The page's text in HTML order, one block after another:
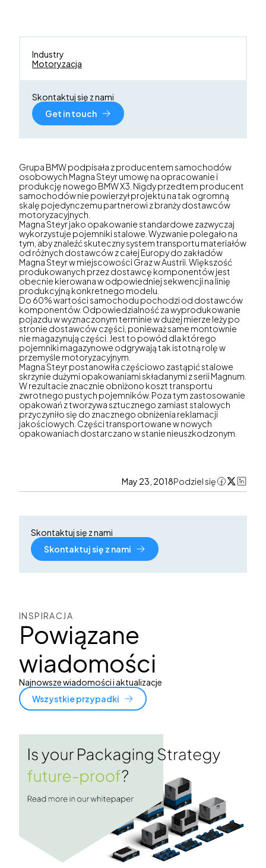
Industry
Motoryzacja
Skontaktuj się z nami
Get in touch
Grupa BMW podpisała z producentem samochodów
osobowych Magna Steyr umowę na opracowanie i
produkcję nowego BMW X3. Nigdy przedtem producent
samochodów nie powierzył projektu na tak ogromną
skalę pojedynczemu partnerowi z branży dostawców
motoryzacyjnych.
Magna Steyr jako opakowanie standardowe zazwyczaj
wykorzystuje pojemniki stalowe. Wyzwanie polegało na
tym, aby znaleźć skuteczny system transportu materiałów
od różnych dostawców z całej Europy do zakładów
Magna Steyr w miejscowości Graz w Austrii. Większość
produkowanych przez dostawcę komponentów jest
obecnie kierowana w odpowiedniej sekwencji na linię
produkcyjną konkretnego modelu.
Do 60% wartości samochodu pochodzi od dostawców
komponentów. Odpowiedzialność za wyprodukowanie
pojazdu w wyznaczonym terminie w dużej mierze leży po
stronie dostawców części, ponieważ same montownie
nie magazynują części. Jest to powód dla którego
pojemniki magazynowe odgrywają tak istotną rolę w
przemyśle motoryzacyjnym.
Magna Steyr postanowiła częściowo zastąpić stalowe
skrzynie dużymi opakowaniami składanymi z serii Magnum.
W rezultacie znacznie obniżono koszt transportu
zwrotnego pustych pojemników. Poza tym zastosowanie
opakowań z tworzywa sztucznego zamiast stalowych
przyczyniło się do znacznego obniżenia reklamacji
jakościowych. Części transportowane w nowych
opakowaniach dostarczano w stanie nieuszkodzonym.
May 23, 2018Podziel się
Skontaktuj się z nami
Skontaktuj się z nami
INSPIRACJA
Powiązane
wiadomości
Najnowsze wiadomości i aktualizacje
Wszystkie przypadki